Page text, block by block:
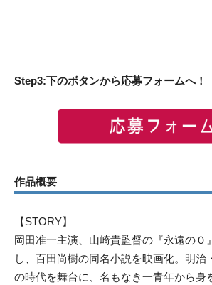
Step3:下のボタンから応募フォームへ！
作品概要
【STORY】
岡田准一主演、山崎貴監督の『永遠の０
し、百田尚樹の同名小説を映画化。明治
の時代を舞台に、名もなき一青年から身